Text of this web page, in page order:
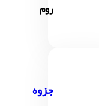
روم
جزوه